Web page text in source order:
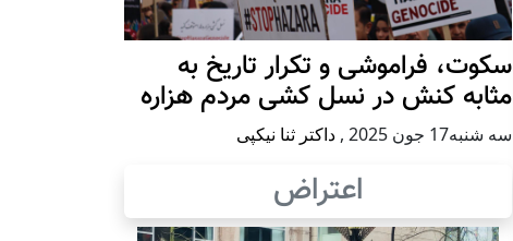
سکوت، فراموشی و تکرار تاريخ به
مثابه کنش در نسل کشی مردم هزاره
سه شنبه17 جون 2025 , داکتر ثنا نیکپی
اعتراض